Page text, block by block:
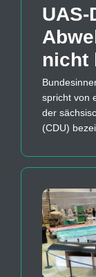
nicht
spricht von
der
(CDU)